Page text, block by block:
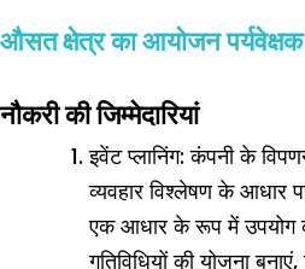
औसत क्षेत्र का आयोजन पर्यवेक्षक
नौकरी की जिम्मेदारियां
इवेंट प्लानिंग: कंपनी के
व्यवहार विश्लेषण के आधार
एक आधार के रूप में उपयोग
गतिविधियों की योजना